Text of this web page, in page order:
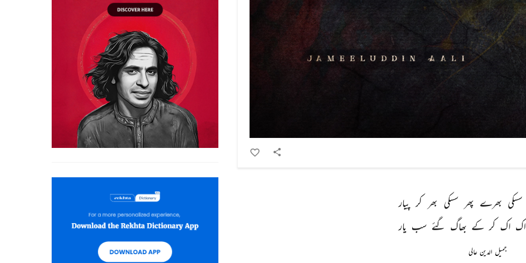
سسکی بھرے پھر سسکی بھر کر پیار
اک اک کر کے بھاگ گئے سب یار
جمیل الدین عالی